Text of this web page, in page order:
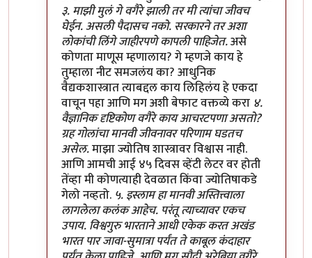
३. माझी मुलं गे वगैरे झाली तर मी त्यांचा जीवच
घेईन. असली पैदासच नको. सरकारने तर अशा
लोकांची लिंगे जाहीरपणे कापली पाहिजेत.असे
कोणता माणूस म्हणालाय? गे म्हणजे काय हे
तुम्हाला नीट समजलंय का? आधुनिक
वैद्यकशास्त्रात त्याबद्दल काय लिहिलंय हे एकदा
वाचून पहा आणि मग अशी बेफाट वक्तव्ये करा ४.
वैज्ञानिक दृष्टिकोण वगैरे काय आचरटपणा असतो?
ग्रह गोलांचा मानवी जीवनावर परिणाम घडतच
असेल.माझा ज्योतिष शास्त्रावर विश्वास नाही.
आणि आमची आई ४५ दिवस व्हेंटी लेटर वर होती
तेंव्हा मी कोणत्याही देवळात किंवा ज्योतिषाकडे
गेलो नव्हतो. ५. इस्लाम हा मानवी अस्तित्त्वाला
लागलेला कलंक आहेच. परंतू त्याच्यावर एकच
उपाय. विश्वगुरु भारताने आधी एकेक करत अखंड
भारत पार जावा-सुमात्रा पर्यंत ते काबूल कंदाहार